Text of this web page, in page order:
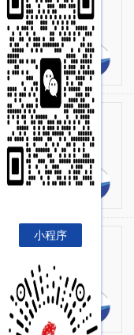
2025-2031年中国废弃资源
综合利用行业市场全景评
估及发展前景展望报告
2025-2031年中国废料回收
行业发展模式及投资方向
分析报告
综合利用行业市场运行潜
力及营销渠道分析报告
小程序